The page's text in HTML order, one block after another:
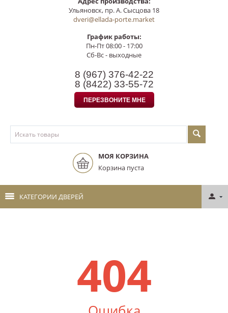
Ульяновск, пр. А. Сысцова 18
dveri@ellada-porte.market
График работы:
Пн-Пт 08:00 - 17:00
Сб-Вс - выходные
8 (967) 376-42-22
8 (8422) 33-55-72
ПЕРЕЗВОНИТЕ МНЕ
МОЯ КОРЗИНА
Корзина пуста
КАТЕГОРИИ ДВЕРЕЙ
404